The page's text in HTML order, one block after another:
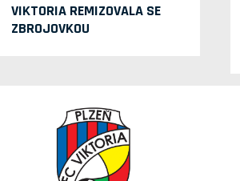
VIKTORIA REMIZOVALA SE
ZBROJOVKOU